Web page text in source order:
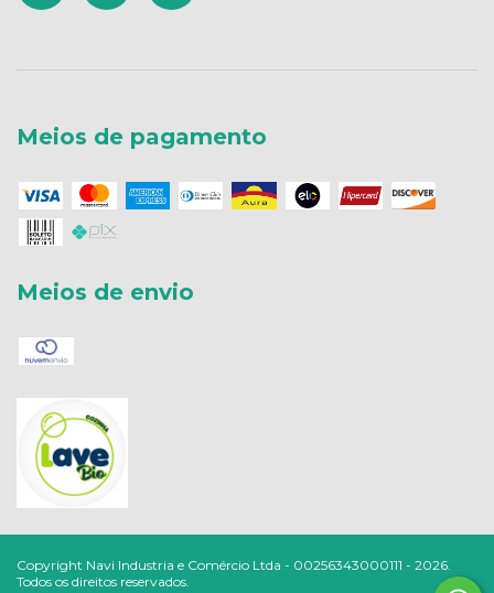
Meios de pagamento
Meios de envio
Copyright Navi Industria e Comércio Ltda - 00256343000111 - 2026.
Todos os direitos reservados.